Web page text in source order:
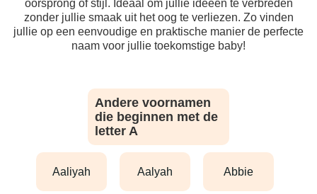
oorsprong of stijl. Ideaal om jullie ideeën te verbreden
zonder jullie smaak uit het oog te verliezen. Zo vinden
jullie op een eenvoudige en praktische manier de perfecte
naam voor jullie toekomstige baby!
Andere voornamen
die beginnen met de
letter A
aaliyah aalyah abbie